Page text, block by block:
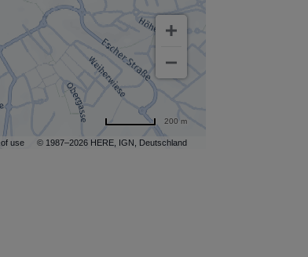
use © 1987–2026 HERE, IGN, Deutschland
200 m